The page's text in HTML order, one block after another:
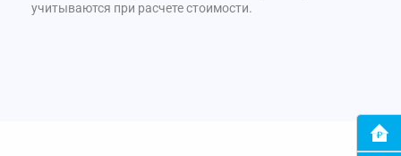
учитываются при расчете стоимости.